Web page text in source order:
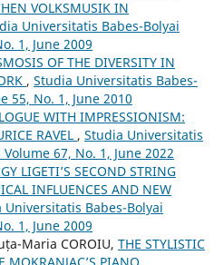
VOLKSMUSIK IN
Universitatis Babes-Bolyai
1, June 2009
OF THE DIVERSITY IN
, Studia Universitatis Babes-
55, No. 1, June 2010
WITH IMPRESSIONISM:
RAVEL , Studia Universitatis
67, No. 1, June 2022
LIGETI’S SECOND STRING
INFLUENCES AND NEW
Universitatis Babes-Bolyai
1, June 2009
Maria COROIU, THE STYLISTIC